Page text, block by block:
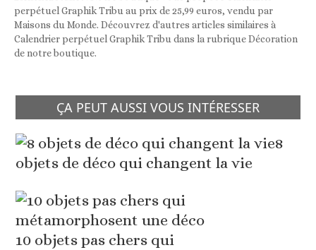
perpétuel Graphik Tribu au prix de 25,99 euros, vendu par
Maisons du Monde. Découvrez d'autres articles similaires à
Calendrier perpétuel Graphik Tribu dans la rubrique Décoration
de notre boutique.
ÇA PEUT AUSSI VOUS INTÉRESSER
8
objets de déco qui changent la vie
10 objets pas chers qui